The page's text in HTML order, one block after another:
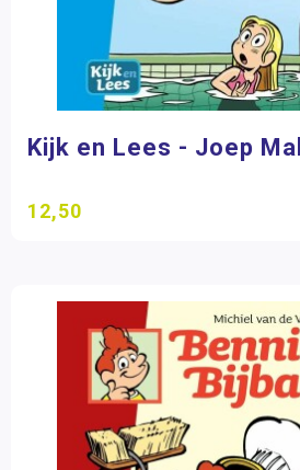
Kijk en Lees - Joep
12,50